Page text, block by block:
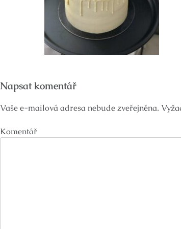
Napsat komentář
Vaše e-mailová adresa nebude zveřejněna.
Komentář